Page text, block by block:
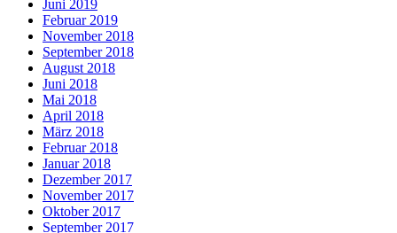
Juni 2019
Februar 2019
November 2018
September 2018
August 2018
Juni 2018
Mai 2018
April 2018
März 2018
Februar 2018
Januar 2018
Dezember 2017
November 2017
Oktober 2017
September 2017